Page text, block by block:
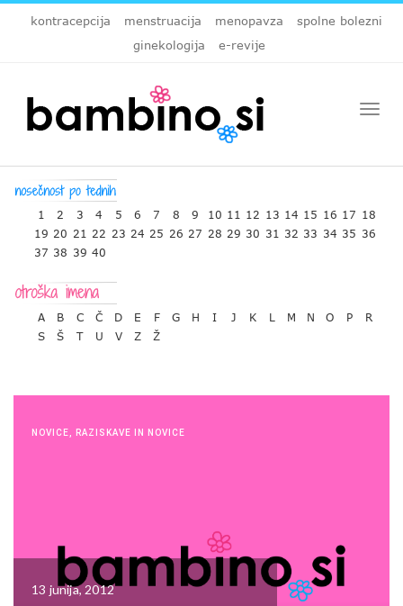
kontracepcija menstruacija menopavza
spolne bolezni
ginekologija
e-revije
1 2 3 4 5 6 7 8 9 10 11 12 13 14 15 16 17 18
19 20 21 22 23 24 25 26 27 28 29 30 31 32 33 34 35 36
37 38 39 40
A B C Č D E F G H I J K L M N O P
R
S
Š T U V Z Ž
NOVICE RAZISKAVE IN NOVICE
13 junija, 2012